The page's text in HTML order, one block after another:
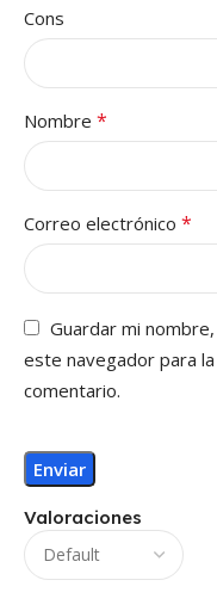
Valoraciones
Cons
Nombre *
Correo electrónico *
Guardar mi
este navegador para
comentario.